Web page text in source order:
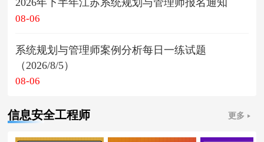
2026年下半年江苏系统规划与管理师报名通知
08-06
系统规划与管理师案例分析每日一练试题
（2026/8/5）
08-06
信息安全工程师 更多